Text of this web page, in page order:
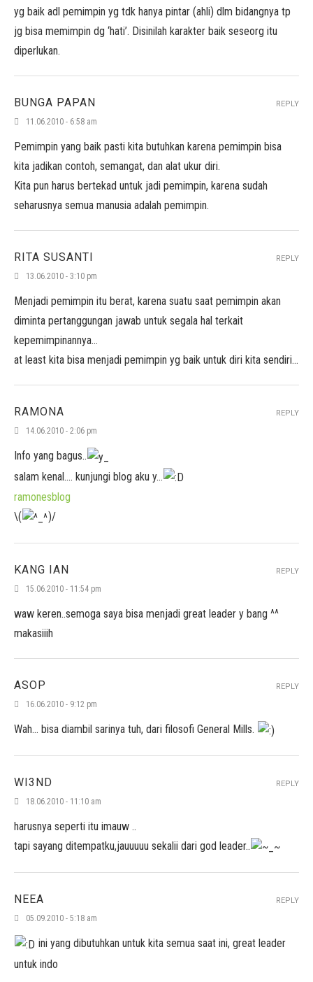
yg baik adl pemimpin yg tdk hanya pintar (ahli) dlm bidangnya tp
jg bisa memimpin dg ‘hati’. Disinilah karakter baik seseorg itu
diperlukan.
BUNGA PAPAN
11.06.2010 - 6:58 am
Pemimpin yang baik pasti kita butuhkan karena pemimpin bisa
kita jadikan contoh, semangat, dan alat ukur diri.
Kita pun harus bertekad untuk jadi pemimpin, karena sudah
seharusnya semua manusia adalah pemimpin.
REPLY
RITA SUSANTI
13.06.2010 - 3:10 pm
Menjadi pemimpin itu berat, karena suatu saat pemimpin akan
diminta pertanggungan jawab untuk segala hal terkait
kepemimpinannya…
at least kita bisa menjadi pemimpin yg baik untuk diri kita sendiri…
REPLY
RAMONA
14.06.2010 - 2:06 pm
Info yang bagus..
salam kenal…. kunjungi blog aku y…
ramonesblog
\(
)/
REPLY
KANG IAN
15.06.2010 - 11:54 pm
waw keren..semoga saya bisa menjadi great leader y bang ^^
makasiiih
REPLY
ASOP
16.06.2010 - 9:12 pm
Wah… bisa diambil sarinya tuh, dari filosofi General Mills.
REPLY
WI3ND
18.06.2010 - 11:10 am
harusnya seperti itu imauw ..
tapi sayang ditempatku,jauuuuu sekalii dari god leader..
REPLY
NEEA
05.09.2010 - 5:18 am
ini yang dibutuhkan untuk kita semua saat ini, great leader
untuk indo
REPLY